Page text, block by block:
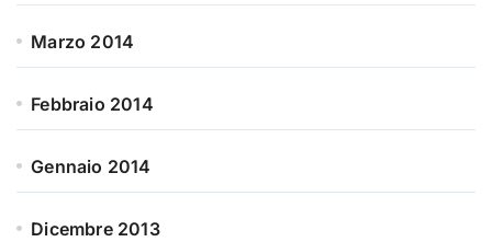
Marzo 2014
Febbraio 2014
Gennaio 2014
Dicembre 2013